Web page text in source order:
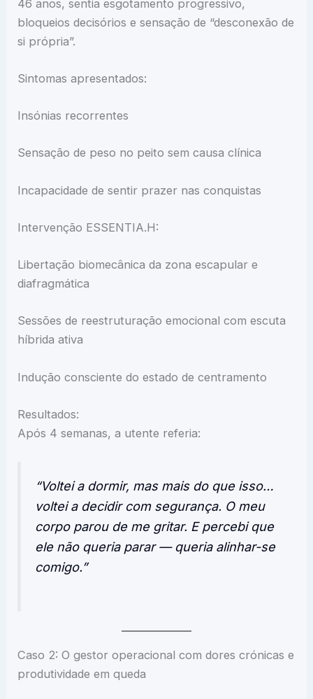
46 anos, sentia esgotamento progressivo,
bloqueios decisórios e sensação de “desconexão de
si própria”.
Sintomas apresentados:
Insónias recorrentes
Sensação de peso no peito sem causa clínica
Incapacidade de sentir prazer nas conquistas
Intervenção ESSENTIA.H:
Libertação biomecânica da zona escapular e
diafragmática
Sessões de reestruturação emocional com escuta
híbrida ativa
Indução consciente do estado de centramento
Resultados:
Após 4 semanas, a utente referia:
“Voltei a dormir, mas mais do que isso…
voltei a decidir com segurança. O meu
corpo parou de me gritar. E percebi que
ele não queria parar — queria alinhar-se
comigo.”
Caso 2: O gestor operacional com dores crónicas e
produtividade em queda